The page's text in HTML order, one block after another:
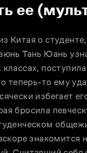
ее
Китая о
Тань Юань
теперь-то ему
избегает
бросила
знакомится